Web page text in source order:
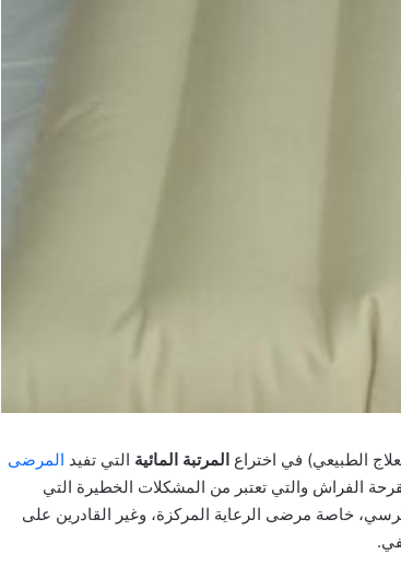
الطبيعي) في اختراع المرتبة المائية التي تفيد المرضى
الفراش والتي تعتبر من المشكلات الخطيرة التي
أو الكرسي، خاصة مرضى الرعاية المركزة، وغير القادرين على